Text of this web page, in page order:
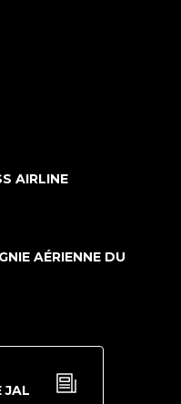
AIRLINE
AÉRIENNE DU
JAL